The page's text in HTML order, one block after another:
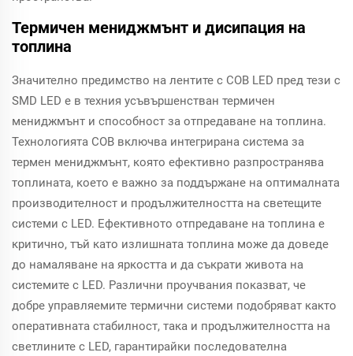
Термичен мениджмънт и дисипация на
топлина
Значително предимство на лентите с COB LED пред тези с
SMD LED е в техния усъвършенстван термичен
мениджмънт и способност за отпредаване на топлина.
Технологията COB включва интегрирана система за
термен мениджмънт, която ефективно разпространява
топлината, което е важно за поддържане на оптималната
производителност и продължителността на светещите
системи с LED. Ефективното отпредаване на топлина е
критично, тъй като излишната топлина може да доведе
до намаляване на яркостта и да съкрати живота на
системите с LED. Различни проучвания показват, че
добре управляемите термични системи подобряват както
оперативната стабилност, така и продължителността на
светлините с LED, гарантирайки последователна